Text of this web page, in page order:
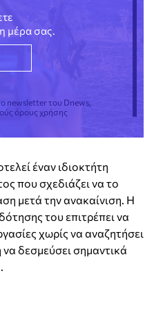
μέρα σας.
newsletter του Dnews,
όρους χρήσης
έναν ιδιοκτήτη
που σχεδιάζει να το
μετά την ανακαίνιση. Η
του επιτρέπει να
χωρίς να αναζητήσει
δεσμεύσει σημαντικά